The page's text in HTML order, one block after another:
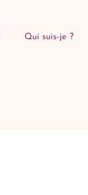
Qui suis-je ?